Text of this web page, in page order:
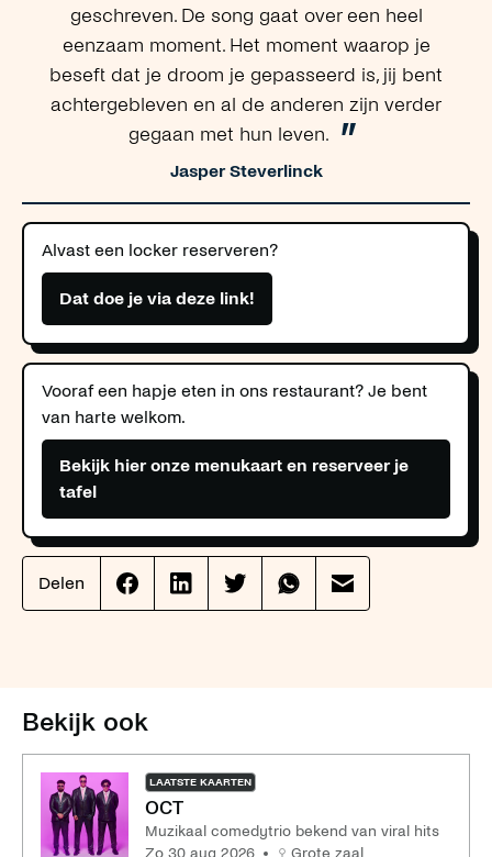
geschreven. De song gaat over een heel
eenzaam moment. Het moment waarop je
beseft dat je droom je gepasseerd is, jij bent
achtergebleven en al de anderen zijn verder
gegaan met hun leven.
”
Jasper Steverlinck
Alvast een locker reserveren?
Dat doe je via deze link!
Vooraf een hapje eten in ons restaurant? Je bent
van harte welkom.
Bekijk hier onze menukaart en reserveer je
tafel
Delen
Effenaar
op
Effenaar
op
Effenaar
op
Effenaar
op
Effenaar
op
Bekijk ook
LAATSTE KAARTEN
OCT
Muzikaal comedytrio bekend van viral hits
zo 30 aug 2026
Grote zaal